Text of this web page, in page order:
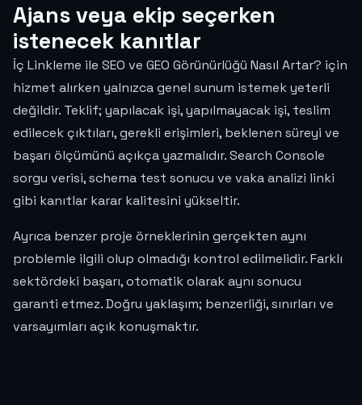
Ajans veya ekip seçerken
istenecek kanıtlar
İç Linkleme ile SEO ve GEO Görünürlüğü Nasıl Artar? için
hizmet alırken yalnızca genel sunum istemek yeterli
değildir. Teklif; yapılacak işi, yapılmayacak işi, teslim
edilecek çıktıları, gerekli erişimleri, beklenen süreyi ve
başarı ölçümünü açıkça yazmalıdır. Search Console
sorgu verisi, schema test sonucu ve vaka analizi linki
gibi kanıtlar karar kalitesini yükseltir.
Ayrıca benzer proje örneklerinin gerçekten aynı
problemle ilgili olup olmadığı kontrol edilmelidir. Farklı
sektördeki başarı, otomatik olarak aynı sonucu
garanti etmez. Doğru yaklaşım; benzerliği, sınırları ve
varsayımları açık konuşmaktır.